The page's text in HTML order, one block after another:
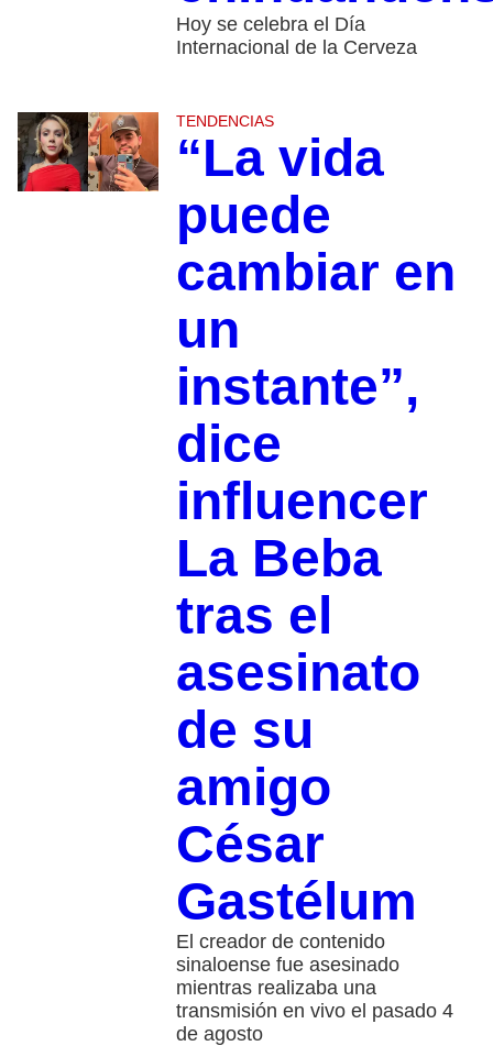
Hoy se celebra el Día
Internacional de la Cerveza
TENDENCIAS
“La vida
puede
cambiar en
un
instante”,
dice
influencer
La Beba
tras el
asesinato
de su
amigo
César
Gastélum
El creador de contenido
sinaloense fue asesinado
mientras realizaba una
transmisión en vivo el pasado 4
de agosto